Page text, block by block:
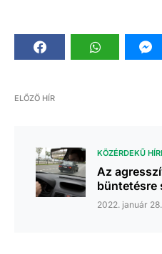
ELŐZŐ HÍR
KÖZÉRDEKŰ
Az
büntetésre
2022. január 28.